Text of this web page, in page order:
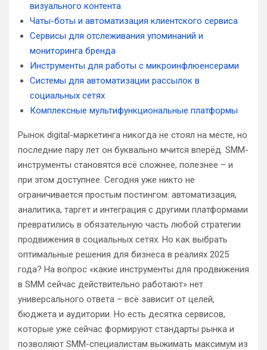
визуального контента
Чаты-боты и автоматизация клиентского сервиса
Сервисы для отслеживания упоминаний и
мониторинга бренда
Инструменты для работы с микроинфлюенсерами
Системы для автоматизации рассылок в
социальных сетях
Комплексные мультифункциональные платформы
Рынок digital-маркетинга никогда не стоял на месте, но
последние пару лет он буквально мчится вперёд. SMM-
инструменты становятся всё сложнее, полезнее – и
при этом доступнее. Сегодня уже никто не
ограничивается простым постингом: автоматизация,
аналитика, таргет и интеграция с другими платформами
превратились в обязательную часть любой стратегии
продвижения в социальных сетях. Но как выбрать
оптимальные решения для бизнеса в реалиях 2025
года? На вопрос «какие инструменты для продвижения
в SMM сейчас действительно работают» нет
универсального ответа – всё зависит от целей,
бюджета и аудитории. Но есть десятка сервисов,
которые уже сейчас формируют стандарты рынка и
позволяют SMM-специалистам выжимать максимум из